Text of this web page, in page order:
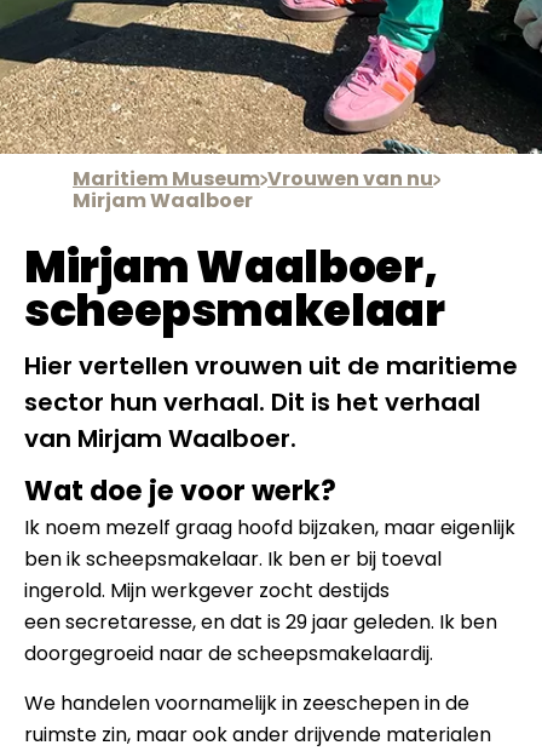
Maritiem Museum Vrouwen van nu
Mirjam Waalboer
Mirjam Waalboer,
scheepsmakelaar
Hier vertellen vrouwen uit de maritieme
sector hun verhaal. Dit is het verhaal
van Mirjam Waalboer.
Wat doe je voor werk?
Ik noem mezelf graag hoofd bijzaken, maar eigenlijk
ben ik scheepsmakelaar. Ik ben er bij toeval
ingerold. Mijn werkgever zocht destijds
een secretaresse, en dat is 29 jaar geleden. Ik ben
doorgegroeid naar de scheepsmakelaardij.
We handelen voornamelijk in zeeschepen in de
ruimste zin, maar ook ander drijvende materialen